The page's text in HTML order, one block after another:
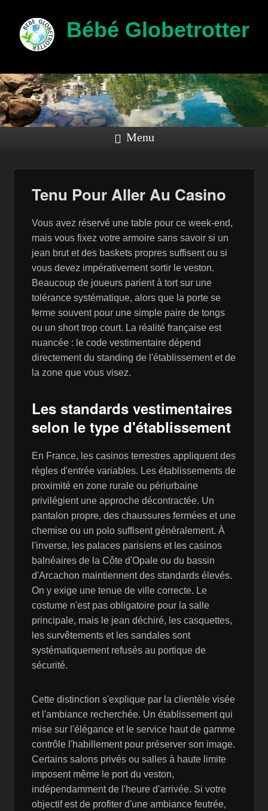
Bébé Globetrotter
Menu
Tenu Pour Aller Au Casino
Vous avez réservé une table pour ce week-end,
mais vous fixez votre armoire sans savoir si un
jean brut et des baskets propres suffisent ou si
vous devez impérativement sortir le veston.
Beaucoup de joueurs parient à tort sur une
tolérance systématique, alors que la porte se
ferme souvent pour une simple paire de tongs
ou un short trop court. La réalité française est
nuancée : le code vestimentaire dépend
directement du standing de l'établissement et de
la zone que vous visez.
Les standards vestimentaires
selon le type d'établissement
En France, les casinos terrestres appliquent des
règles d'entrée variables. Les établissements de
proximité en zone rurale ou périurbaine
privilégient une approche décontractée. Un
pantalon propre, des chaussures fermées et une
chemise ou un polo suffisent généralement. À
l'inverse, les palaces parisiens et les casinos
balnéaires de la Côte d'Opale ou du bassin
d'Arcachon maintiennent des standards élevés.
On y exige une tenue de ville correcte. Le
costume n'est pas obligatoire pour la salle
principale, mais le jean déchiré, les casquettes,
les survêtements et les sandales sont
systématiquement refusés au portique de
sécurité.
Cette distinction s'explique par la clientèle visée
et l'ambiance recherchée. Un établissement qui
mise sur l'élégance et le service haut de gamme
contrôle l'habillement pour préserver son image.
Certains salons privés ou salles à haute limite
imposent même le port du veston,
indépendamment de l'heure d'arrivée. Si votre
objectif est de profiter d'une ambiance feutrée,